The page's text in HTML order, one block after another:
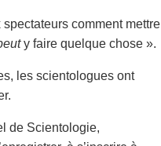
comment mettre
y faire quelque chose ».
les scientologues ont
de Scientologie,